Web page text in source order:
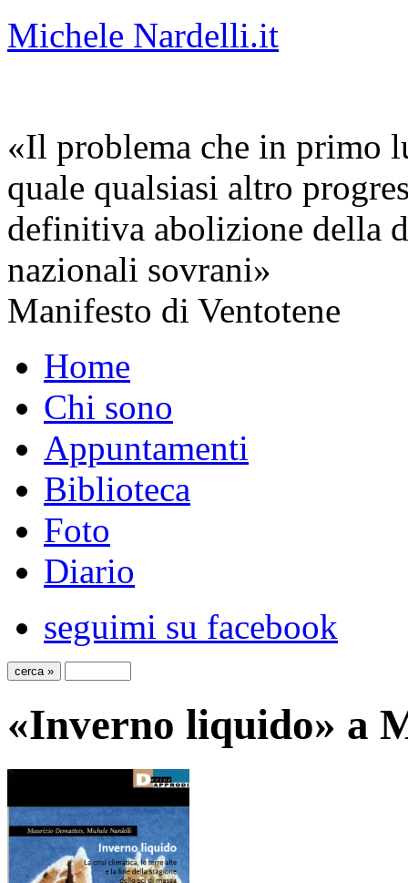
Michele Nardelli.it
«Il problema che in primo
quale qualsiasi altro
definitiva abolizione della
nazionali sovrani»
Manifesto di Ventotene
Home
Chi sono
Appuntamenti
Biblioteca
Foto
Diario
seguimi su facebook
«Inverno liquido» a